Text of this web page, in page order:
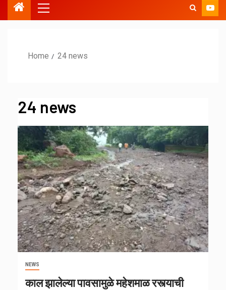
Home 24 news
24 news
NEWS
काल झालेल्या पावसामुळे महेशमाळ रस्त्याची